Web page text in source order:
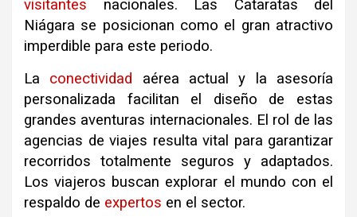
visitantes nacionales.
Las Cataratas del
Niágara se posicionan como el gran atractivo
imperdible para este periodo.
La conectividad
aérea actual y la asesoría
personalizada facilitan el diseño de estas
grandes aventuras internacionales. El rol de las
agencias de viajes resulta vital para garantizar
recorridos totalmente seguros y adaptados.
Los viajeros buscan explorar el mundo con el
respaldo de expertos en el sector.